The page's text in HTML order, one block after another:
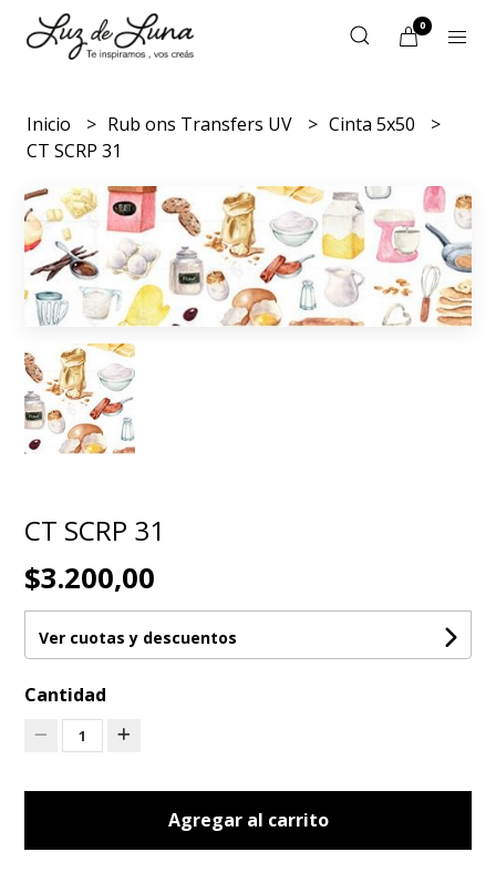
0
Inicio Rub ons Transfers UV
Cinta 5x50
CT SCRP 31
CT SCRP 31
$3.200,00
Ver cuotas y descuentos
Cantidad
1
Agregar al carrito